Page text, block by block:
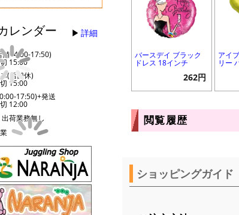
レンダー 詳細
舗14:00-17:50)
15:00
(店舗休)
15:00
17:50)+発送
12:00
荷業務無し
バースデイ ブラック
ドレス 18インチ
262円
アイ
リー
閲覧履歴
ショッピングガイド